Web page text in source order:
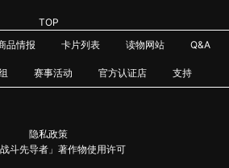
TOP
品情报 卡片列表 读物网站 Q&A
赛事活动 官方认证店 支持
隐私政策
战斗先导者」著作物使用许可